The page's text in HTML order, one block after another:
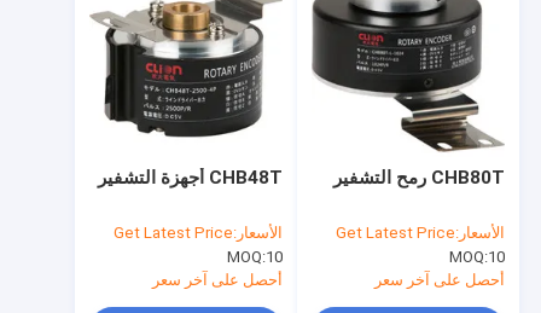
CHB48T أجهزة التشفير
الأسعار:Get Latest Price
MOQ:10
أحصل على آخر سعر
CHB80T رمح التشفير
الأسعار:Get Latest Price
MOQ:10
أحصل على آخر سعر